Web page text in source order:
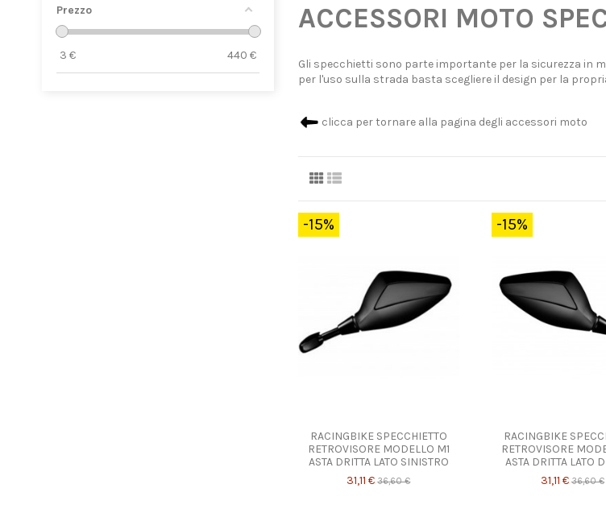
ACCESSORI MOTO
Gli specchietti sono parte importante per la sicurezza in
per l'uso sulla strada basta scegliere il design per la
clicca per tornare alla pagina degli accessori moto
-15%
RACINGBIKE SPECCHIETTO
RETROVISORE MODELLO M1
ASTA DRITTA LATO SINISTRO
31,11 € 36,60 €
-15%
RACINGBIKE
RETROVISORE
ASTA DRITTA LATO
31,11 € 36,60 €
Prezzo
3 € 440 €